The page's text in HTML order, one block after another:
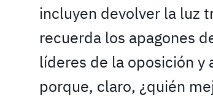
incluyen devolver la luz
recuerda los apagones
líderes de la oposición y
porque, claro, ¿quién